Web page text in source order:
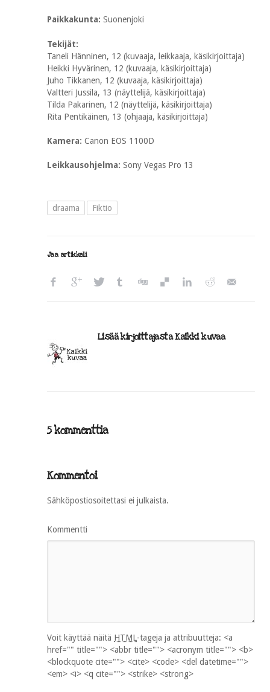
Paikkakunta: Suonenjoki
Tekijät:
Taneli Hänninen, 12 (kuvaaja, leikkaaja, käsikirjoittaja)
Heikki Hyvärinen, 12 (kuvaaja, käsikirjoittaja)
Juho Tikkanen, 12 (kuvaaja, käsikirjoittaja)
Valtteri Jussila, 13 (näyttelijä, käsikirjoittaja)
Tilda Pakarinen, 12 (näyttelijä, käsikirjoittaja)
Rita Pentikäinen, 13 (ohjaaja, käsikirjoittaja)
Kamera: Canon EOS 1100D
Leikkausohjelma: Sony Vegas Pro 13
draama Fiktio
Jaa artikkeli
Lisää kirjoittajasta Kaikki kuvaa
5 kommenttia
Kommentoi
Sähköpostiosoitettasi ei julkaista.
Kommentti
Voit käyttää näitä HTML-tageja ja attribuutteja: <a
href="" title=""> <abbr title=""> <acronym title=""> <b>
<blockquote cite=""> <cite> <code> <del datetime="">
<em> <i> <q cite=""> <strike> <strong>